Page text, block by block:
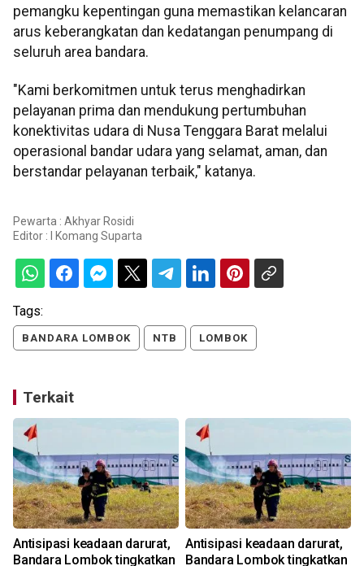
pemangku kepentingan guna memastikan kelancaran
arus keberangkatan dan kedatangan penumpang di
seluruh area bandara.
"Kami berkomitmen untuk terus menghadirkan
pelayanan prima dan mendukung pertumbuhan
konektivitas udara di Nusa Tenggara Barat melalui
operasional bandar udara yang selamat, aman, dan
berstandar pelayanan terbaik," katanya.
Pewarta : Akhyar Rosidi
Editor :
I Komang Suparta
Tags:
BANDARA LOMBOK NTB LOMBOK
Terkait
Antisipasi keadaan darurat,
Bandara Lombok tingkatkan
Antisipasi keadaan darurat,
Bandara Lombok tingkatkan